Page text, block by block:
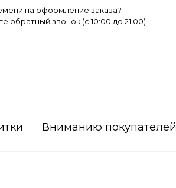
на оформление заказа?
обратный звонок (c 10:00 до 21:00)
Вниманию покупателей